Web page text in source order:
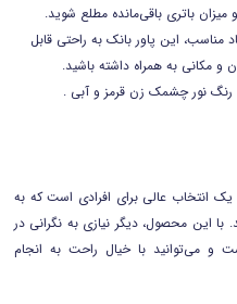
باتری باقی‌مانده مطلع شوید.
این پاور بانک به راحتی قابل
مکانی به همراه داشته باشید.
پاور بانک ريمکس پرودا مدل Time PPL-19 یک انتخاب عالی برای افرادی است که به
این محصول، دیگر نیازی به نگرانی در
و می‌توانید با خیال راحت به انجام